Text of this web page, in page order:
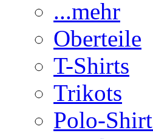
...mehr
Oberteile
T-Shirts
Trikots
Polo-